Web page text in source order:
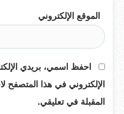
الموقع الإلكتروني
احفظ اسمي، بريدي
الإلكتروني في هذا المتصفح
المقبلة في تعليقي.